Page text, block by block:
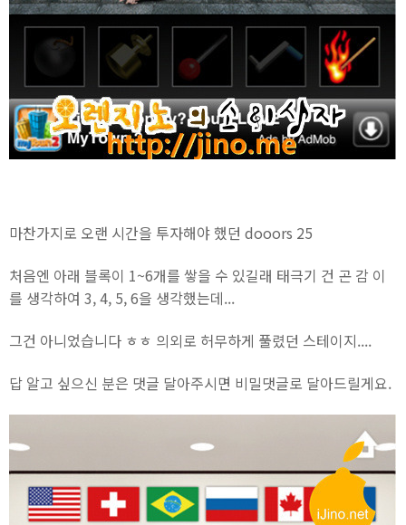
마찬가지로 오랜 시간을 투자해야 했던 dooors 25
처음엔 아래 블록이 1~6개를 쌓을 수 있길래 태극기 건 곤 감 이
를 생각하여 3, 4, 5, 6을 생각했는데...
그건 아니었습니다 ㅎㅎ 의외로 허무하게 풀렸던 스테이지....
답 알고 싶으신 분은 댓글 달아주시면 비밀댓글로 달아드릴게요.